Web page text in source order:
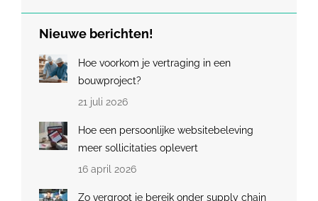
Nieuwe berichten!
Hoe voorkom je vertraging in een
bouwproject?
21 juli 2026
Hoe een persoonlijke websitebeleving
meer sollicitaties oplevert
16 april 2026
Zo vergroot je bereik onder supply chain